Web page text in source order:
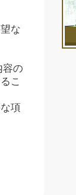
な
容の
こ
項